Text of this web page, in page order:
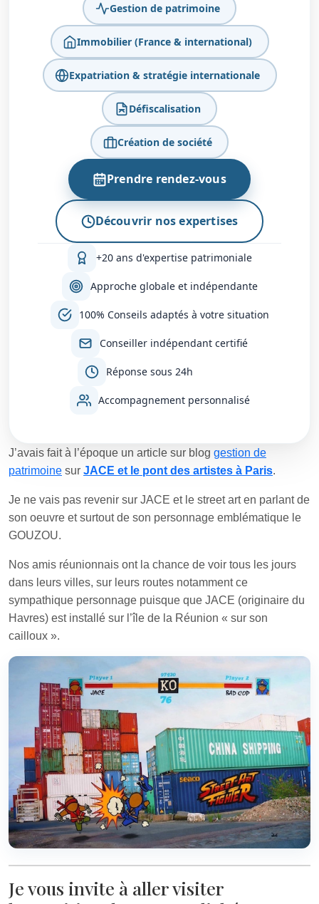
Gestion de patrimoine
Immobilier (France & international)
Expatriation & stratégie internationale
Défiscalisation
Création de société
Prendre rendez-vous
Découvrir nos expertises
+20 ans d'expertise patrimoniale
Approche globale et indépendante
100% Conseils adaptés à votre situation
Conseiller indépendant certifié
Réponse sous 24h
Accompagnement personnalisé
J’avais fait à l’époque un article sur blog gestion de
patrimoine sur JACE et le pont des artistes à Paris.
Je ne vais pas revenir sur JACE et le street art en parlant de
son oeuvre et surtout de son personnage emblématique le
GOUZOU.
Nos amis réunionnais ont la chance de voir tous les jours
dans leurs villes, sur leurs routes notamment ce
sympathique personnage puisque que JACE (originaire du
Havres) est installé sur l’île de la Réunion « sur son
cailloux ».
Je vous invite à aller visiter